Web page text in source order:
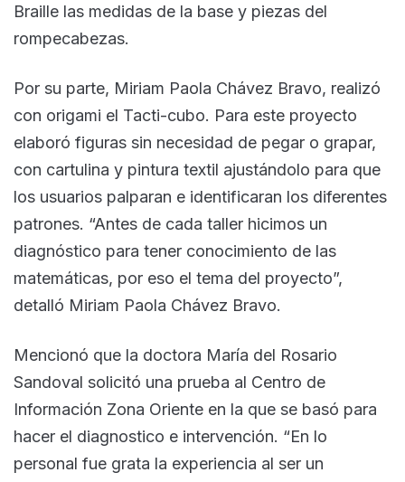
Braille las medidas de la base y piezas del
rompecabezas.
Por su parte, Miriam Paola Chávez Bravo, realizó
con origami el Tacti-cubo. Para este proyecto
elaboró figuras sin necesidad de pegar o grapar,
con cartulina y pintura textil ajustándolo para que
los usuarios palparan e identificaran los diferentes
patrones. “Antes de cada taller hicimos un
diagnóstico para tener conocimiento de las
matemáticas, por eso el tema del proyecto”,
detalló Miriam Paola Chávez Bravo.
Mencionó que la doctora María del Rosario
Sandoval solicitó una prueba al Centro de
Información Zona Oriente en la que se basó para
hacer el diagnostico e intervención. “En lo
personal fue grata la experiencia al ser un